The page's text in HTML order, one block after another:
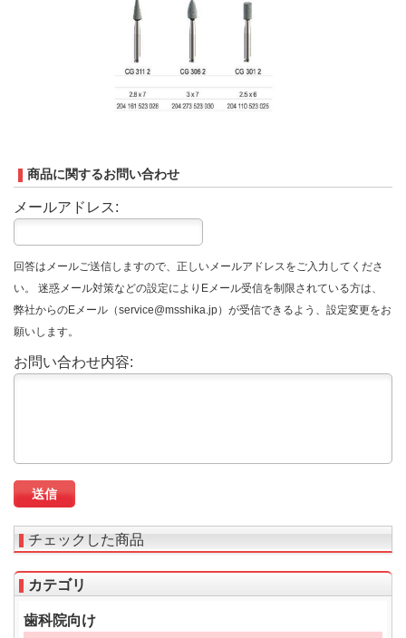
商品に関するお問い合わせ
メールアドレス:
回答はメールご送信しますので、正しいメールアドレスをご入力してくださ
い。 迷惑メール対策などの設定によりEメール受信を制限されている方は、
弊社からのEメール（service@msshika.jp）が受信できるよう、設定変更をお
願いします。
お問い合わせ内容:
チェックした商品
カテゴリ
歯科院向け